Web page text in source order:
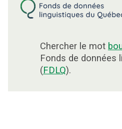
Chercher le mot
Fonds de données
(FDLQ).